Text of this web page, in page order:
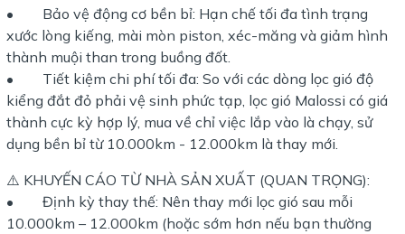
• Bảo vệ động cơ bền bỉ: Hạn chế tối đa tình trạng
xước lòng kiếng, mài mòn piston, xéc-măng và giảm hình
thành muội than trong buồng đốt.
• Tiết kiệm chi phí tối đa: So với các dòng lọc gió độ
kiểng đắt đỏ phải vệ sinh phức tạp, lọc gió Malossi có giá
thành cực kỳ hợp lý, mua về chỉ việc lắp vào là chạy, sử
dụng bền bỉ từ 10.000km - 12.000km là thay mới.
⚠️ KHUYẾN CÁO TỪ NHÀ SẢN XUẤT (QUAN TRỌNG):
• Định kỳ thay thế: Nên thay mới lọc gió sau mỗi
10.000km – 12.000km (hoặc sớm hơn nếu bạn thường